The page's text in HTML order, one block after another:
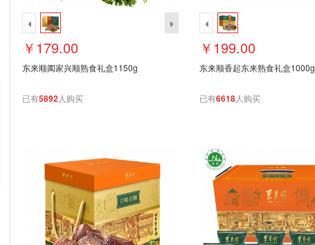
￥179.00
东来顺阖家兴顺熟食礼盒1150g
已有5892人购买
￥199.00
东来顺香起东来熟食礼盒1000g
已有6618人购买